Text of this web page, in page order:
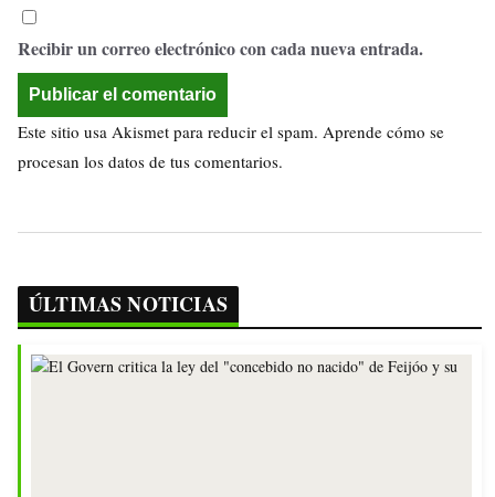
Recibir un correo electrónico con cada nueva entrada.
Este sitio usa Akismet para reducir el spam. Aprende cómo se
procesan los datos de tus comentarios.
ÚLTIMAS NOTICIAS